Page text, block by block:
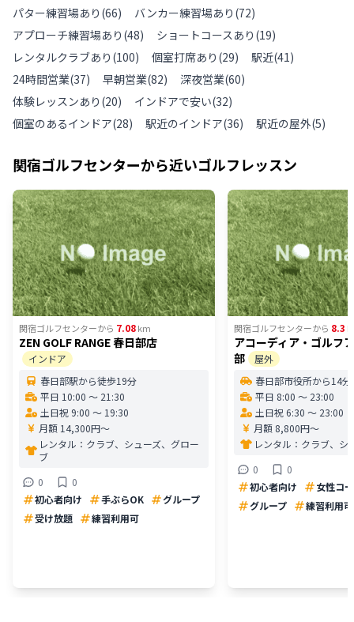
パター練習場あり (66) バンカー練習場あり (72)
アプローチ練習場あり (48) ショートコースあり (19)
レンタルクラブあり (100) 個室打席あり (29) 駅近(41)
24時間営業(37) 早朝営業(82) 深夜営業(60)
体験レッスンあり (20) インドアで安い(32)
個室のあるインドア(28) 駅近のインドア(36) 駅近の屋外(5)
関宿ゴルフセンターから近いゴルフレッスン
関宿ゴルフセンターから 7.08km
ZEN GOLF RANGE 春日部店
インドア
春日部駅から徒歩19分
平日 10:00 〜 21:30
土日祝 9:00 〜 19:30
月額 14,300円〜
レンタル： クラブ、シューズ、グロー
ブ
0
0
初心者向け
手ぶらOK
グループ
受け放題
練習利用可
関宿ゴルフセンターから 8.3
アコーディア・ゴルフ
部
屋外
春日部市役所から14分
平日 8:00 〜 23:00
土日祝 6:30 〜 23:00
月額 8,800円〜
レンタル： クラブ、シ
0
0
初心者向け
女性コ
グループ
練習利用可